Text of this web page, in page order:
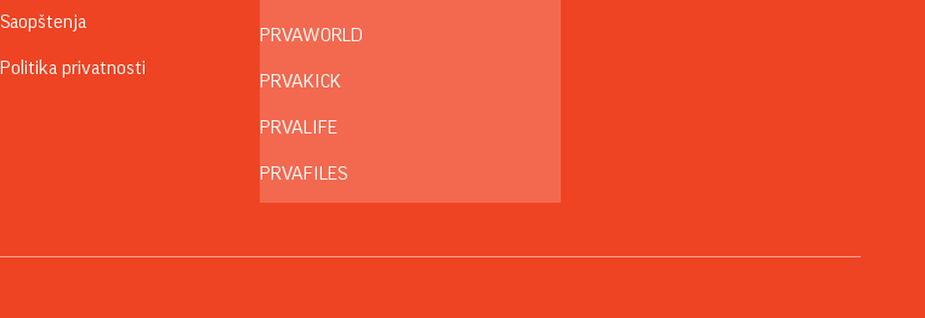
Saopštenja
Politika privatnosti
PRVAWORLD
PRVAKICK
PRVALIFE
PRVAFILES